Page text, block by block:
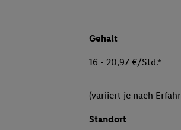
Gehalt
16 - 20,97 €/Std.*
(variiert je nach
Standort